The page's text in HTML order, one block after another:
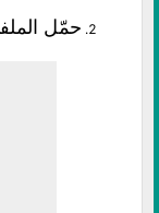
حمّل